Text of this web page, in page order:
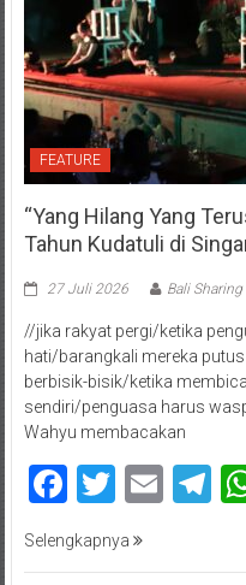
FEATURE
“Yang Hilang Yang
Tahun Kudatuli di
27 Juli 2026 Bali Sharing
//jika rakyat pergi/ketika
hati/barangkali mereka
berbisik-bisik/ketika
sendiri/penguasa harus
Wahyu membacakan
Facebook
Twitter
Selengkapnya